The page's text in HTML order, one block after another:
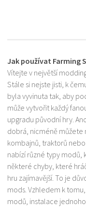
Jak používat Farming
Vítejte v největší
Stále si nejste jisti, k
byla vyvinuta tak, aby
může vytvořit každý
upgradu původní hry.
dobrá, nicméně
kombajnů, traktorů
nabízí různé typy
některé chyby, které
hru zajímavější. To je
mods. Vzhledem k
modů, instalace